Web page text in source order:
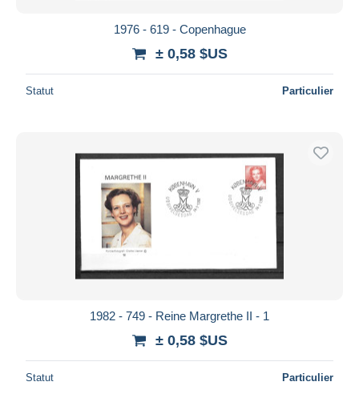
1976 - 619 - Copenhague
± 0,58 $US
Statut Particulier
1982 - 749 - Reine Margrethe II - 1
± 0,58 $US
Statut Particulier